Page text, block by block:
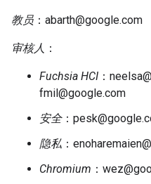
教员 ：abarth@google.com
审核人 ：
Fuchsia HCI ：
fmil@google.com
安全：
隐私 ：
Chromium ：